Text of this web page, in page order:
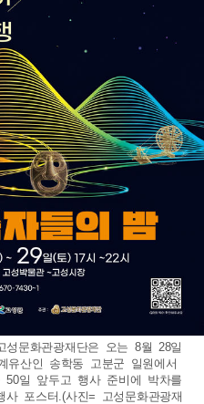
성문화관광재단은 오는 8월 28일
유산인 송학동 고분군 일원에서
50일 앞두고 행사 준비에 박차를
포스터.(사진= 고성문화관광재